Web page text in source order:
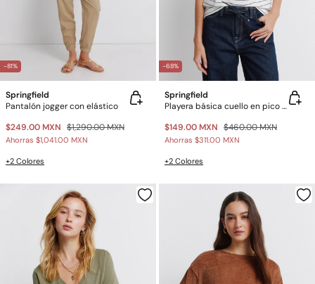
-81%
Springfield
Pantalón jogger con elástico
$249.00 MXN $1,290.00 MXN
Ahorras $1,041.00 MXN
+2 Colores
-68%
Springfield
Playera básica cuello en pico de algodón
$149.00 MXN $460.00 MXN
Ahorras $311.00 MXN
+2 Colores